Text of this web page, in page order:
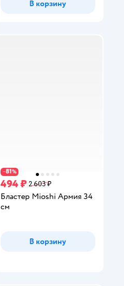
В корзину
−81%
494 ₽ 2 603 ₽
Бластер Mioshi Армия 34
см
В корзину